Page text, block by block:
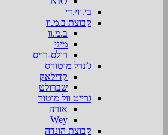
בי.ווי.די
קבוצת ב.מ.וו
ב.מ.וו
מיני
רולס-רויס
ג’נרל מוטורס
קדילאק
שברולט
גרייט וול מוטור
אורה
Wey
קבוצת הונדה